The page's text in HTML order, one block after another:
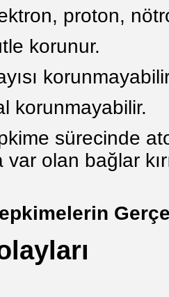
proton,
korunur.
korunmayabilir.
sürecinde
olan bağlar